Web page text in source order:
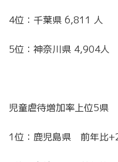
4位：千葉県 6,811 人
5位：神奈川県 4,904人
児童虐待増加率上位5県
1位：鹿児島県 前年比